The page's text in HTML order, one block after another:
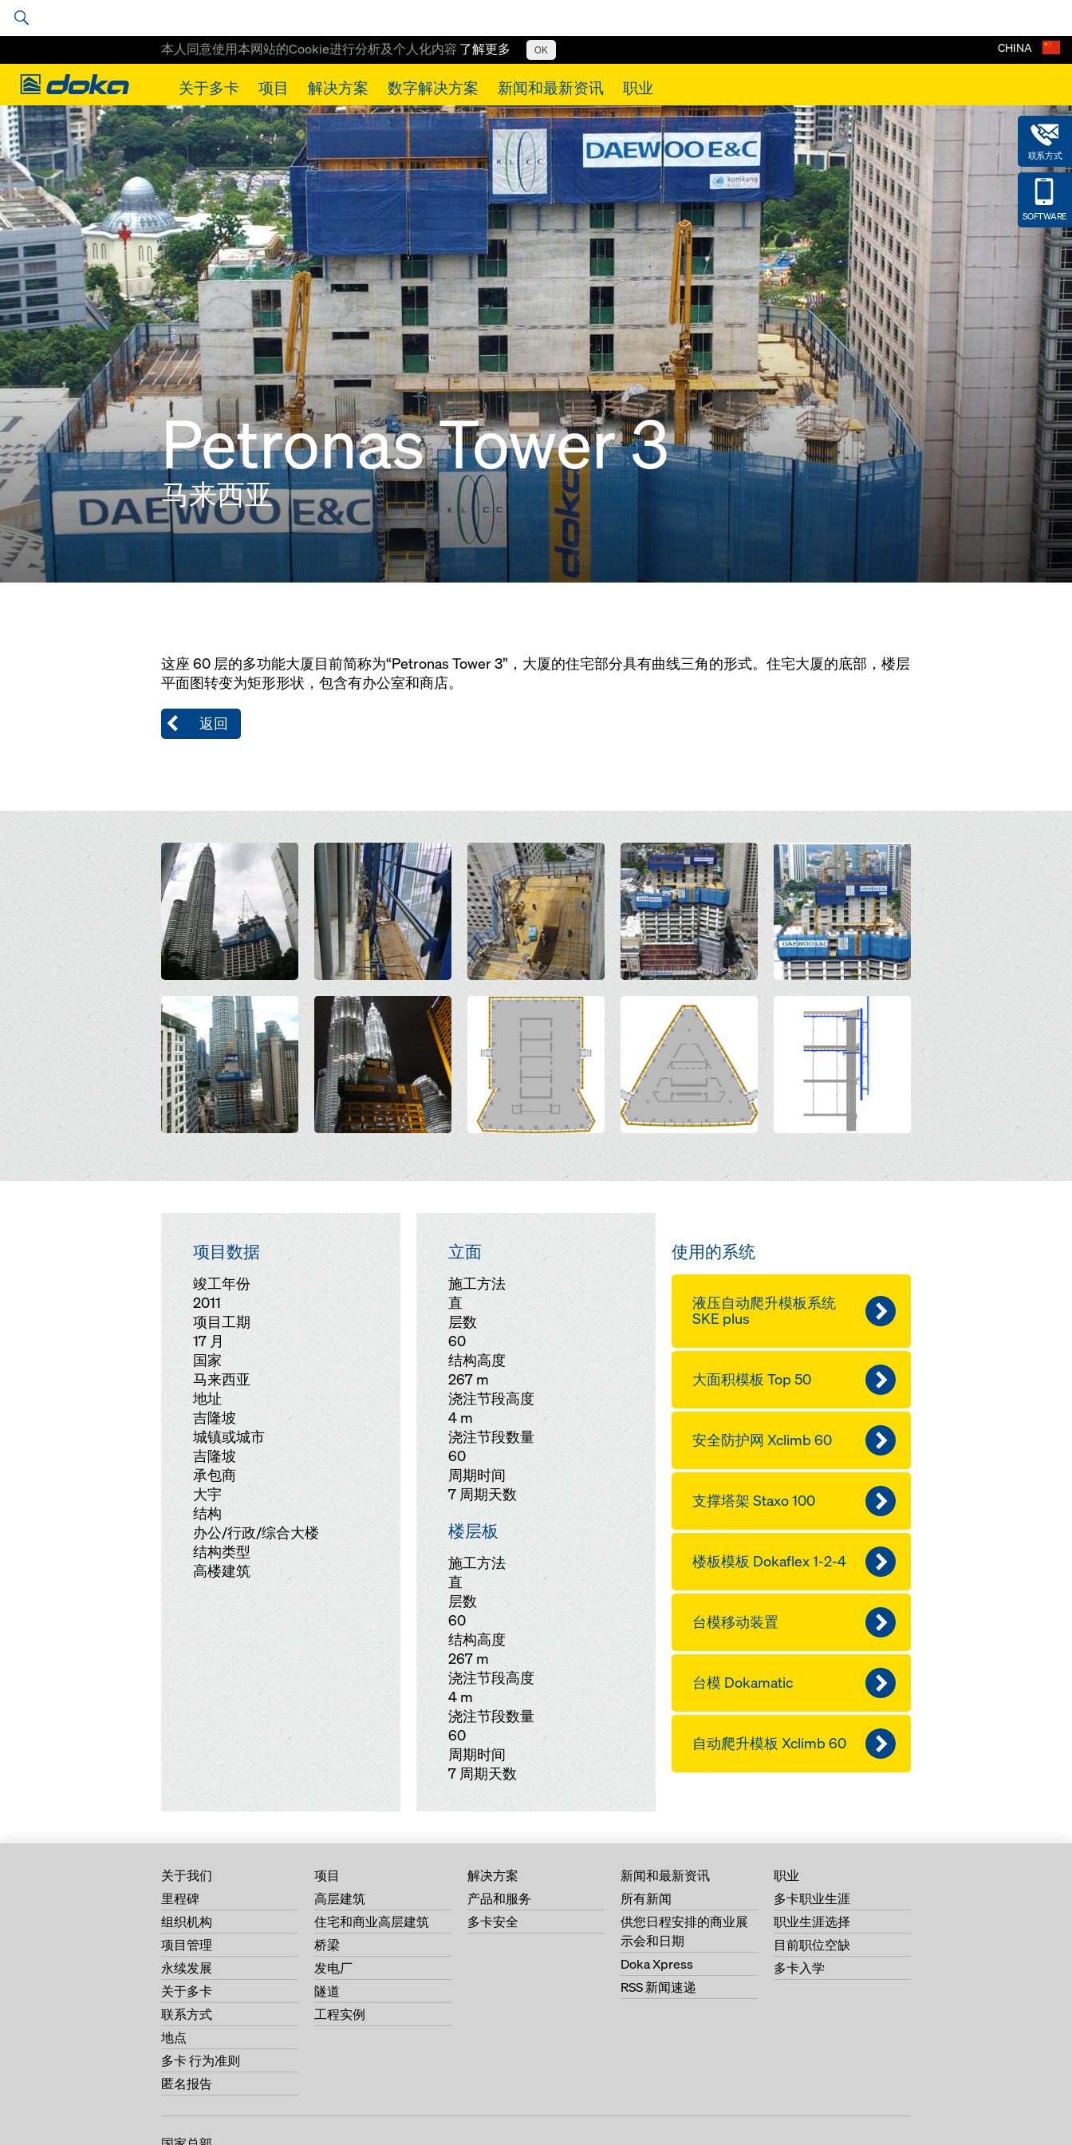
本人同意使用本网站的Cookie进行分析及个人化内容 了解更多 OK
Doka
关于多卡 项目 解决方案 数字解决方案 新闻和最新资讯 职业
联系方式
SOFTWARE
CHINA
Doka 工程实例 Petronas Tower 3
Petronas Tower 3
马来西亚
这座 60 层的多功能大厦目前简称为“Petronas Tower 3”，大厦的住宅部分具有曲线三角的形式。住宅大厦的底部，楼层
平面图转变为矩形形状，包含有办公室和商店。
返回
Open Open Open Open Open
Open Open Open
项目数据
竣工年份
2011
项目工期
17 月
国家
马来西亚
地址
吉隆坡
城镇或城市
吉隆坡
承包商
大宇
结构
办公/行政/综合大楼
结构类型
高楼建筑
立面
施工方法
直
层数
60
结构高度
267 m
浇注节段高度
4 m
浇注节段数量
60
周期时间
7 周期天数
楼层板
施工方法
直
层数
60
结构高度
267 m
浇注节段高度
4 m
浇注节段数量
60
周期时间
7 周期天数
使用的系统
液压自动爬升模板系统
SKE plus
大面积模板 Top 50
安全防护网 Xclimb 60
支撑塔架 Staxo 100
楼板模板 Dokaflex 1-2-4
台模移动装置
台模 Dokamatic
自动爬升模板 Xclimb 60
关于我们
里程碑
组织机构
项目管理
永续发展
关于多卡
联系方式
地点
多卡 行为准则
匿名报告
项目
高层建筑
住宅和商业高层建筑
桥梁
发电厂
隧道
工程实例
解决方案
产品和服务
多卡安全
新闻和最新资讯
所有新闻
供您日程安排的商业展
示会和日期
Doka Xpress
RSS 新闻速递
职业
多卡职业生涯
职业生涯选择
目前职位空缺
多卡入学